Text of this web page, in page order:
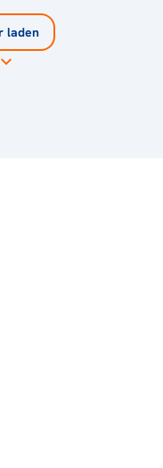
laden